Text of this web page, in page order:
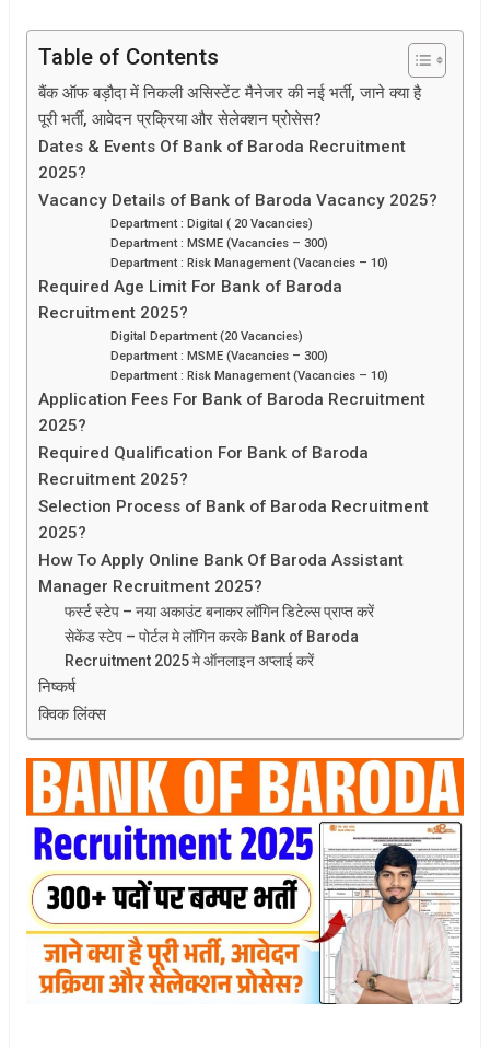
Table of Contents
बैंक ऑफ बड़ौदा में निकली असिस्टेंट मैनेजर की नई भर्ती, जाने क्या है
पूरी भर्ती, आवेदन प्रक्रिया और सेलेक्शन प्रोसेस?
Dates & Events Of Bank of Baroda Recruitment
2025?
Vacancy Details of Bank of Baroda Vacancy 2025?
Department : Digital ( 20 Vacancies)
Department : MSME (Vacancies – 300)
Department : Risk Management (Vacancies – 10)
Required Age Limit For Bank of Baroda
Recruitment 2025?
Digital Department (20 Vacancies)
Department : MSME (Vacancies – 300)
Department : Risk Management (Vacancies – 10)
Application Fees For Bank of Baroda Recruitment
2025?
Required Qualification For Bank of Baroda
Recruitment 2025?
Selection Process of Bank of Baroda Recruitment
2025?
How To Apply Online Bank Of Baroda Assistant
Manager Recruitment 2025?
फर्स्ट स्टेप – नया अकाउंट बनाकर लॉगिन डिटेल्स प्राप्त करें
सेकेंड स्टेप – पोर्टल मे लॉगिन करके Bank of Baroda
Recruitment 2025 मे ऑनलाइन अप्लाई करें
निष्कर्ष
क्विक लिंक्स